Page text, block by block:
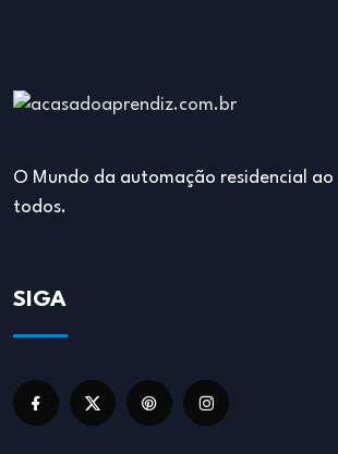
O Mundo da automação residencial ao
todos.
SIGA